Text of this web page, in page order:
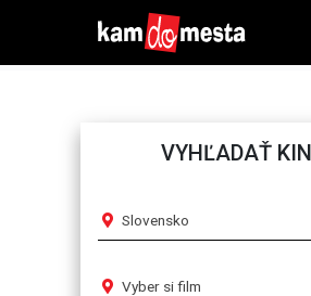
VYHĽADAŤ
Slovensko
Vyber si film